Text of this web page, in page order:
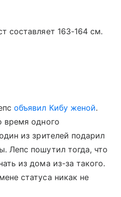
составляет 163-164 см.
объявил Кибу женой.
время одного
из зрителей подарил
Лепс пошутил тогда, что
из дома из-за такого.
статуса никак не